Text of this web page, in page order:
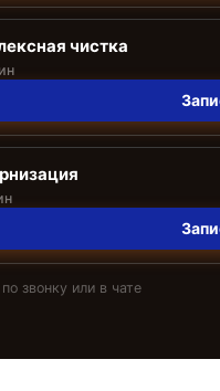
чистка
звонку или в чате